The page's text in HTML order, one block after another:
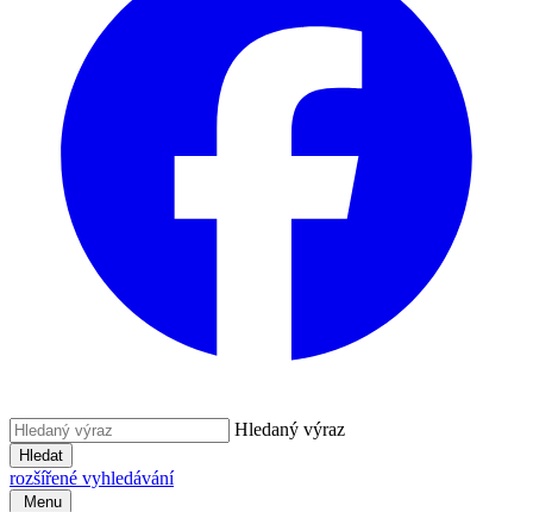
Hledaný výraz
Hledat
rozšířené vyhledávání
Menu